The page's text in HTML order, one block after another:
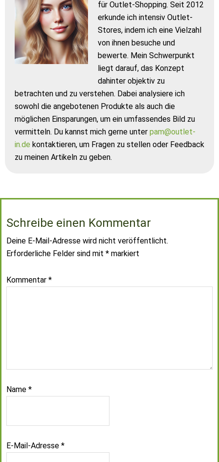
für Outlet-Shopping. Seit 2012
erkunde ich intensiv Outlet-
Stores, indem ich eine Vielzahl
von ihnen besuche und
bewerte. Mein Schwerpunkt
liegt darauf, das Konzept
dahinter objektiv zu
betrachten und zu verstehen. Dabei analysiere ich
sowohl die angebotenen Produkte als auch die
möglichen Einsparungen, um ein umfassendes Bild zu
vermitteln. Du kannst mich gerne unter pam@outlet-
in.de kontaktieren, um Fragen zu stellen oder Feedback
zu meinen Artikeln zu geben.
Schreibe einen Kommentar
Deine E-Mail-Adresse wird nicht veröffentlicht.
Erforderliche Felder sind mit * markiert
Kommentar *
Name *
E-Mail-Adresse *